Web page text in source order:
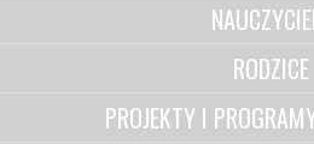
RODZICE
PROJEKTY I